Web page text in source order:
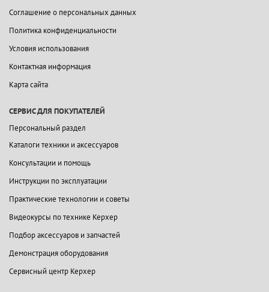
Соглашение о персональных данных
Политика конфиденциальности
Условия использования
Контактная информация
Карта сайта
СЕРВИС ДЛЯ ПОКУПАТЕЛЕЙ
Персональный раздел
Каталоги техники и аксессуаров
Консультации и помощь
Инструкции по эксплуатации
Практические технологии и советы
Видеокурсы по технике Керхер
Подбор аксессуаров и запчастей
Демонстрация оборудования
Сервисный центр Керхер